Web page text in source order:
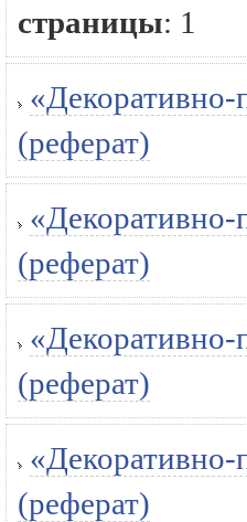
страницы: 1
«Декоративно-
(реферат)
«Декоративно-
(реферат)
«Декоративно-
(реферат)
«Декоративно-
(реферат)